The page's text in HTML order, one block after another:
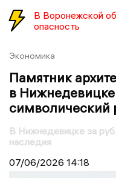
В Воронежской
опасность
Экономика
Памятник
в Нижнедевицке
символический
В Нижнедевицке за
наследия
07/06/2026 14:18